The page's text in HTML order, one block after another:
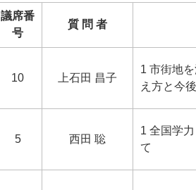
議席番
号
質 問 者
10 上石田 昌子
1 市街地
え方と今
5 西田 聡
1 全国学
て